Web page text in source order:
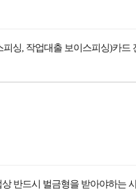
싱, 작업대출 보이스피싱)카
반드시 벌금형을 받아야하는